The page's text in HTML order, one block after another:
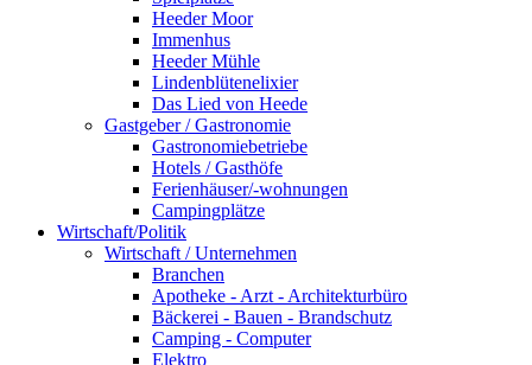
Heeder Moor
Immenhus
Heeder Mühle
Lindenblütenelixier
Das Lied von Heede
Gastgeber / Gastronomie
Gastronomiebetriebe
Hotels / Gasthöfe
Ferienhäuser/-wohnungen
Campingplätze
Wirtschaft/Politik
Wirtschaft / Unternehmen
Branchen
Apotheke - Arzt - Architekturbüro
Bäckerei - Bauen - Brandschutz
Camping - Computer
Elektro